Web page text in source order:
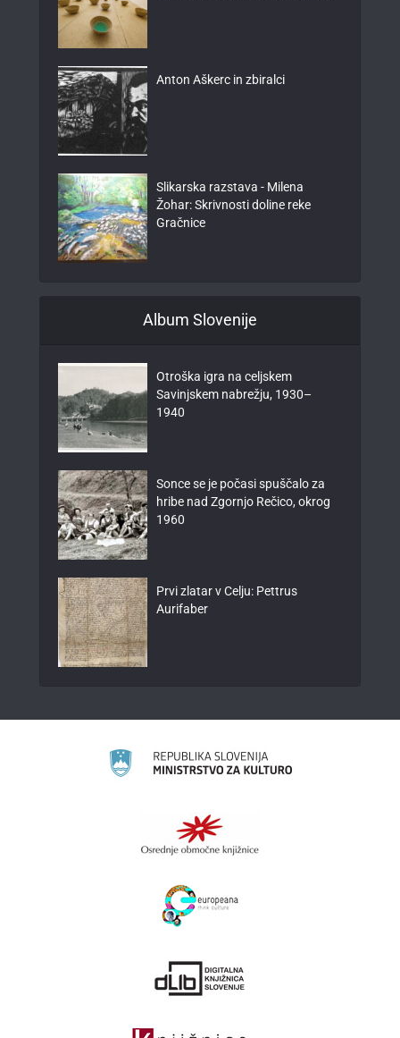
Anton Aškerc in zbiralci
Slikarska razstava - Milena
Žohar: Skrivnosti doline reke
Gračnice
Album Slovenije
Otroška igra na celjskem
Savinjskem nabrežju, 1930–
1940
Sonce se je počasi spuščalo za
hribe nad Zgornjo Rečico, okrog
1960
Prvi zlatar v Celju: Pettrus
Aurifaber